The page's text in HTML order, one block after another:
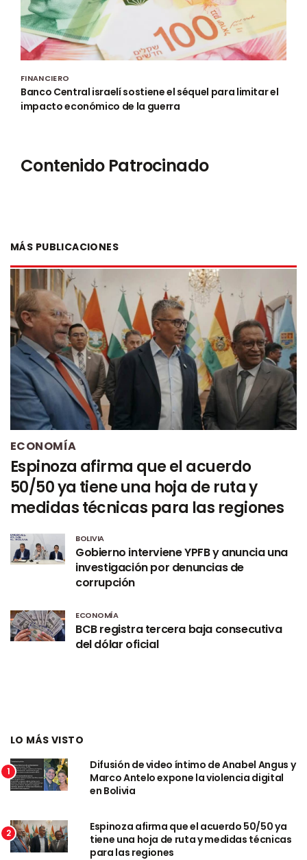
FINANCIERO
Banco Central israelí sostiene el séquel para limitar el
impacto económico de la guerra
Contenido Patrocinado
MÁS PUBLICACIONES
ECONOMÍA
Espinoza afirma que el acuerdo
50/50 ya tiene una hoja de ruta y
medidas técnicas para las regiones
BOLIVIA
Gobierno interviene YPFB y anuncia una
investigación por denuncias de
corrupción
ECONOMÍA
BCB registra tercera baja consecutiva
del dólar oficial
LO MÁS VISTO
1
Difusión de video íntimo de Anabel Angus y
Marco Antelo expone la violencia digital
en Bolivia
2
Espinoza afirma que el acuerdo 50/50 ya
tiene una hoja de ruta y medidas técnicas
para las regiones